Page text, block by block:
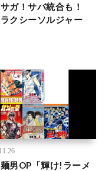
ガ！サバ統合も！
ラクシーソルジャー
男OP「輝け!ラーメ